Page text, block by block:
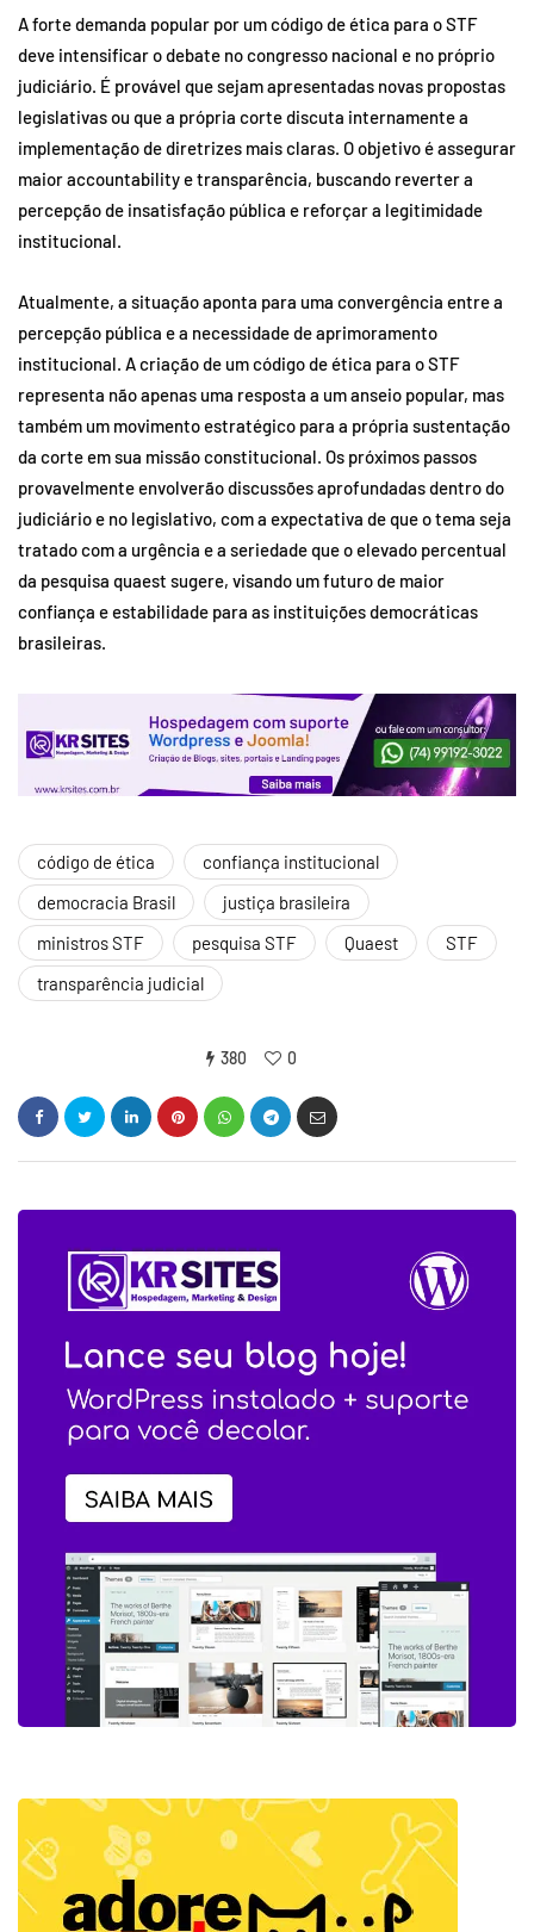
A forte demanda popular por um código de ética para o STF
deve intensificar o debate no congresso nacional e no próprio
judiciário. É provável que sejam apresentadas novas propostas
legislativas ou que a própria corte discuta internamente a
implementação de diretrizes mais claras. O objetivo é assegurar
maior accountability e transparência, buscando reverter a
percepção de insatisfação pública e reforçar a legitimidade
institucional.
Atualmente, a situação aponta para uma convergência entre a
percepção pública e a necessidade de aprimoramento
institucional. A criação de um código de ética para o STF
representa não apenas uma resposta a um anseio popular, mas
também um movimento estratégico para a própria sustentação
da corte em sua missão constitucional. Os próximos passos
provavelmente envolverão discussões aprofundadas dentro do
judiciário e no legislativo, com a expectativa de que o tema seja
tratado com a urgência e a seriedade que o elevado percentual
da pesquisa quaest sugere, visando um futuro de maior
confiança e estabilidade para as instituições democráticas
brasileiras.
código de ética
confiança institucional
democracia Brasil
justiça brasileira
ministros STF
pesquisa STF Quaest
STF
transparência judicial
380 0